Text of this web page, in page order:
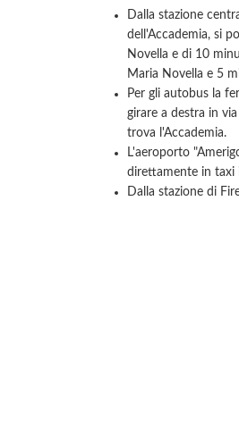
Dalla stazione
dell'Accademia, si
Novella e di 10
Maria Novella e 5
Per gli autobus la
girare a destra in
trova l'Accademia.
L'aeroporto
direttamente in taxi
Dalla stazione di